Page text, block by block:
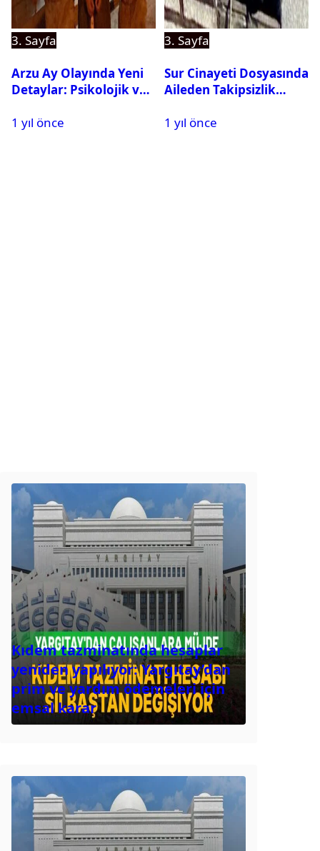
3. Sayfa
Arzu Ay Olayında Yeni
Detaylar: Psikolojik ve
Gündemde
1 yıl önce
3. Sayfa
Sur Cinayeti Dosyasında
Aileden Takipsizlik
1 yıl önce
Kıdem tazminatında hesaplar
yeniden yapılıyor: Yargıtay’dan
prim ve yardım ödemeleri için
emsal karar